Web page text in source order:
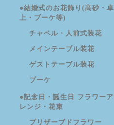
●結婚式のお花飾り(高砂・卓
上・ブーケ等)
チャペル・人前式装花
メインテーブル装花
ゲストテーブル装花
ブーケ
●記念日・誕生日 フラワーア
レンジ・花束
プリザーブドフラワー